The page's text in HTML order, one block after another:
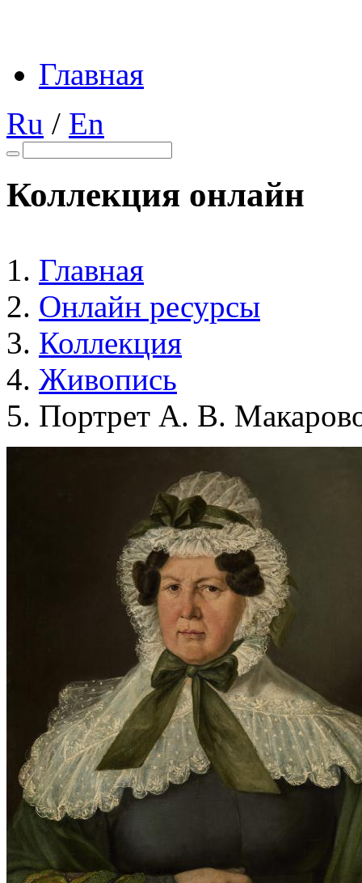
Главная
Ru / En
Коллекция онлайн
Главная
Онлайн ресурсы
Коллекция
Живопись
Портрет А. В.